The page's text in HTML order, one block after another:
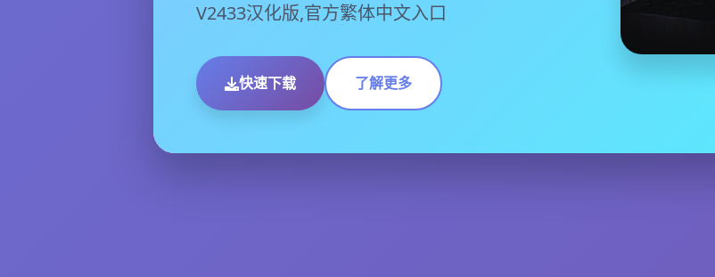
V2433汉化版,官方繁体中文入口
快速下载 了解更多